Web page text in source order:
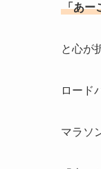
「あー
と心が
ロード
マラソ